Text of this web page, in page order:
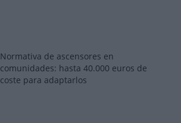
Normativa de ascensores en
comunidades: hasta 40.000 euros de
coste para adaptarlos